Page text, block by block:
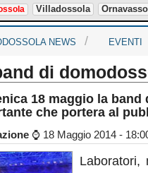
Villadossola Ornavasso
NEWS EVENTI
di
18 maggio la
che portera al
⌚ 18 Maggio 2014 -
Laboratori,